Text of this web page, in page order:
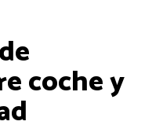
coche y